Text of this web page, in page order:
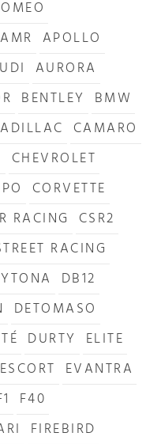
AMR APOLLO
AURORA
BENTLEY BMW
CAMARO
CHEVROLET
CORVETTE
RACING CSR2
RACING
DB12
DETOMASO
DURTY ELITE
ESCORT EVANTRA
F40
FIREBIRD